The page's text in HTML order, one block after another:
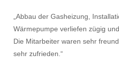
„Abbau der Gasheizung,
Wärmepumpe verliefen zügig
Die Mitarbeiter waren sehr
sehr zufrieden.“